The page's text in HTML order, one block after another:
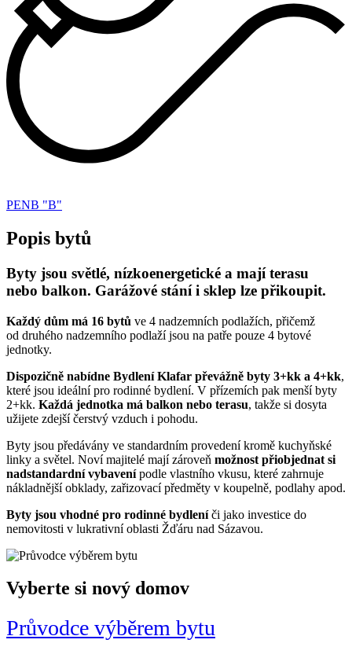
PENB "B"
Popis bytů
Byty jsou světlé, nízkoenergetické a mají terasu
nebo balkon. Garážové stání i sklep lze přikoupit.
Každý dům má 16 bytů ve 4 nadzemních podlažích, přičemž
od druhého nadzemního podlaží jsou na patře pouze 4 bytové
jednotky.
Dispozičně nabídne Bydlení Klafar převážně byty 3+kk a 4+kk,
které jsou ideální pro rodinné bydlení. V přízemích pak menší byty
2+kk. Každá jednotka má balkon nebo terasu, takže si dosyta
užijete zdejší čerstvý vzduch i pohodu.
Byty jsou předávány ve standardním provedení kromě kuchyňské
linky a světel. Noví majitelé mají zároveň možnost přiobjednat si
nadstandardní vybavenípodle vlastního vkusu, které zahrnuje
nákladnější obklady, zařizovací předměty v koupelně, podlahy apod.
Byty jsou vhodné pro rodinné bydleníči jako investice do
nemovitosti v lukrativní oblasti Žďáru nad Sázavou.
Vyberte si nový domov
Průvodce výběrem bytu